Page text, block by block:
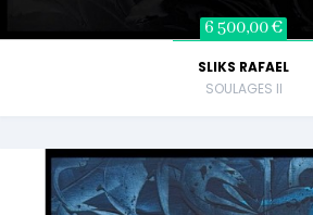
6 500,00 €
SLIKS RAFAEL
SOULAGES II